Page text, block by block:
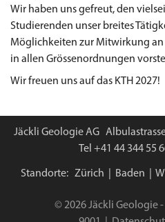
Wir haben uns gefreut, den
Studierenden unser breites
Möglichkeiten zur Mitwirkung
in allen Grössenordnungen
Wir freuen uns auf das KTH 2027!
Jäckli Geologie AG
Tel +41 44 344 55
Standorte: Zürich Baden
© 2026 Jäckli Geologie